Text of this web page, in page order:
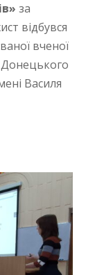
за
відбувся
вченої
Василя